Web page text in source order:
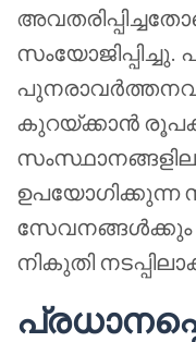
കുറയ്ക്കാൻ
ഉപയോഗിക്കുന്ന
നികുതി